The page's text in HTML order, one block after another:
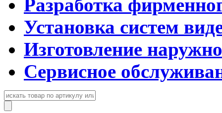
Разработка
Установка систем
Изготовление
Сервисное